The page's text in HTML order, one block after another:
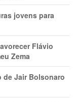
jovens para
Flávio
Zema
de Jair Bolsonaro